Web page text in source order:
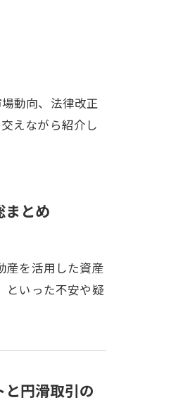
動向、法律改正
えながら紹介し
まとめ
産を活用した資産
といった不安や疑
円滑取引の